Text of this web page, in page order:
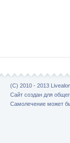
(C) 2010 - 2013
Сайт создан для
Самолечение может